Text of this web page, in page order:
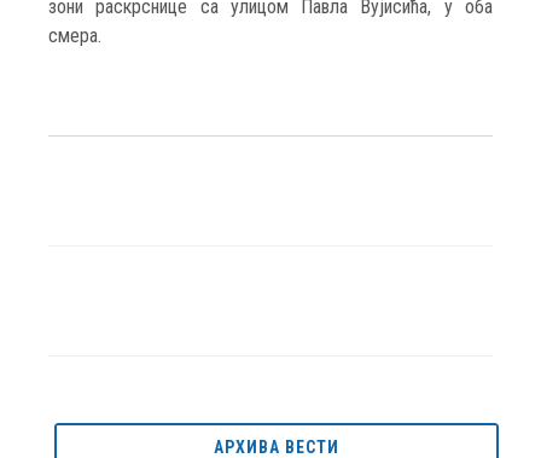
зони раскрснице са улицом Павла Вујисића, у оба
смера.
АРХИВА ВЕСТИ